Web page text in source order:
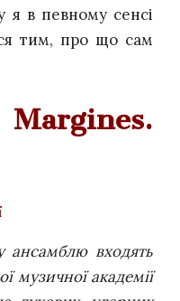
я в певному сенсі
тим, про що сам
ансамблю входять
музичної академії